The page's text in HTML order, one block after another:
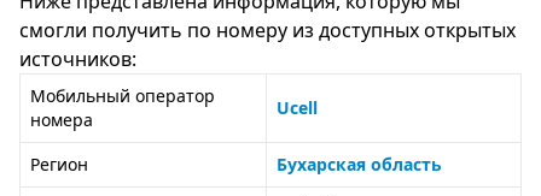
смогли получить по номеру из доступных открытых
источников:
Мобильный оператор
номера
Ucell
Регион
Бухарская область